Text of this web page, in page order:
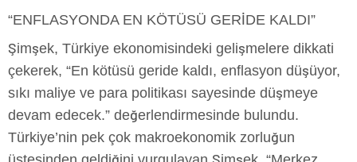
“ENFLASYONDA EN KÖTÜSÜ GERİDE KALDI”
Şimşek, Türkiye ekonomisindeki gelişmelere dikkati
çekerek, “En kötüsü geride kaldı, enflasyon düşüyor,
sıkı maliye ve para politikası sayesinde düşmeye
devam edecek.” değerlendirmesinde bulundu.
Türkiye’nin pek çok makroekonomik zorluğun